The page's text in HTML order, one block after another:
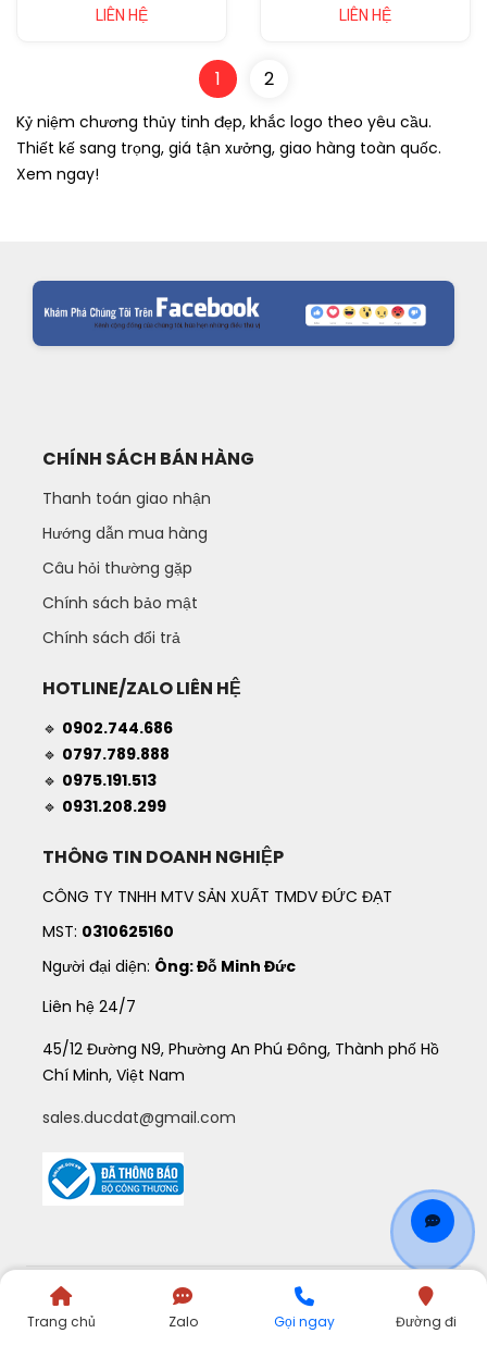
LIÊN HỆ LIÊN HỆ
1 2
Kỷ niệm chương thủy tinh đẹp, khắc logo theo yêu cầu.
Thiết kế sang trọng, giá tận xưởng, giao hàng toàn quốc.
Xem ngay!
CHÍNH SÁCH BÁN HÀNG
Thanh toán giao nhận
Hướng dẫn mua hàng
Câu hỏi thường gặp
Chính sách bảo mật
Chính sách đổi trả
HOTLINE/ZALO LIÊN HỆ
🔹 0902.744.686
🔹 0797.789.888
🔹 0975.191.513
🔹 0931.208.299
THÔNG TIN DOANH NGHIỆP
CÔNG TY TNHH MTV SẢN XUẤT TMDV ĐỨC ĐẠT
MST: 0310625160
Người đại diện: Ông: Đỗ Minh Đức
Liên hệ 24/7
45/12 Đường N9, Phường An Phú Đông, Thành phố Hồ
Chí Minh, Việt Nam
sales.ducdat@gmail.com
© QUATANGDUCDAT . All Rights Reserved.
Trang chủ Zalo Gọi ngay Đường đi